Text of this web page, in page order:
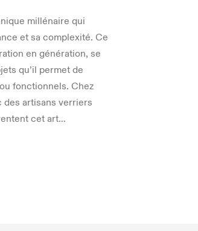
millénaire qui
et sa complexité. Ce
en génération, se
qu’il permet de
fonctionnels. Chez
des artisans verriers
cet art…